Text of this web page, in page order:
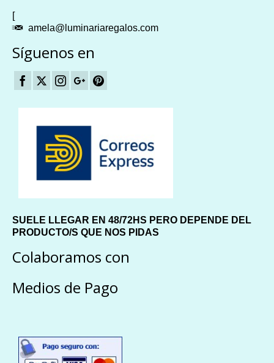
[
amela@luminariaregalos.com
Síguenos en
SUELE LLEGAR EN 48/72HS PERO DEPENDE DEL
PRODUCTO/S QUE NOS PIDAS
Colaboramos con
Medios de Pago